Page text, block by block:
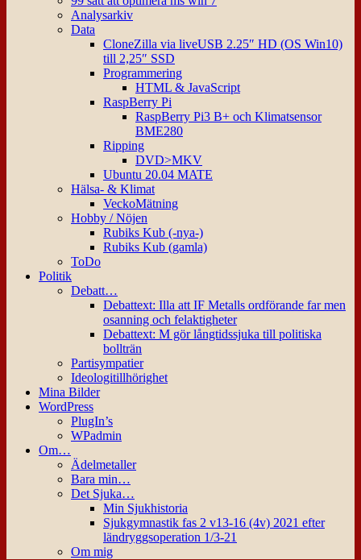
Analysarkiv
Data
CloneZilla via liveUSB 2.25″ HD (OS Win10)
till 2,25″ SSD
Programmering
HTML & JavaScript
RaspBerry Pi
RaspBerry Pi3 B+ och Klimatsensor
BME280
Ripping
DVD>MKV
Ubuntu 20.04 MATE
Hälsa- & Klimat
VeckoMätning
Hobby / Nöjen
Rubiks Kub (-nya-)
Rubiks Kub (gamla)
ToDo
Politik
Debatt…
Debattext: Illa att IF Metalls ordförande far men
osanning och felaktigheter
Debattext: M gör långtidssjuka till politiska
bollträn
Partisympatier
Ideologitillhörighet
Mina Bilder
WordPress
PlugIn’s
WPadmin
Om…
Ädelmetaller
Bara min…
Det Sjuka…
Min Sjukhistoria
Sjukgymnastik fas 2 v13-16 (4v) 2021 efter
ländryggsoperation 1/3-21
Om mig